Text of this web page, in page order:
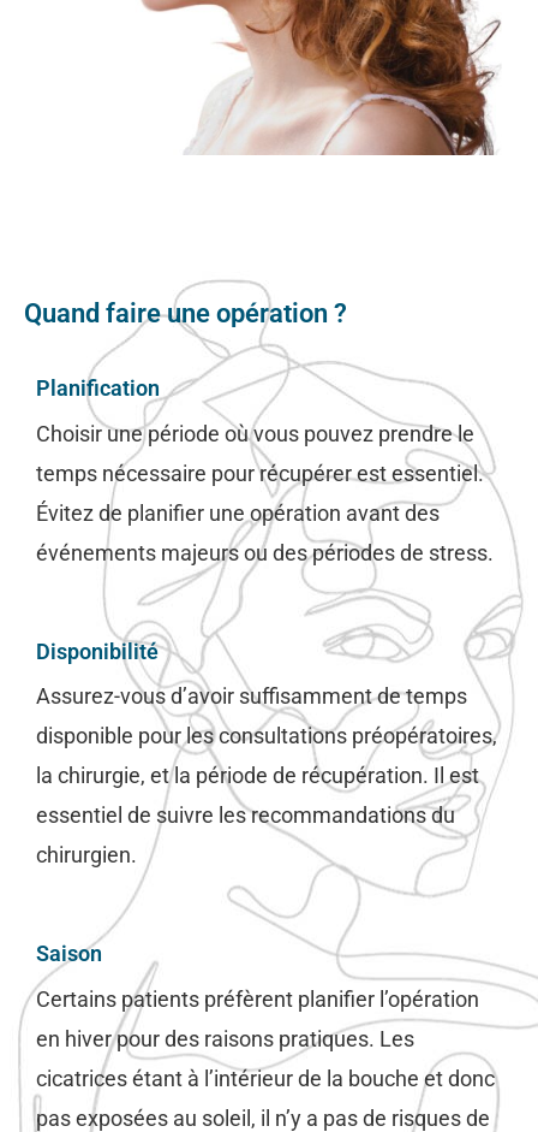
Quand faire une opération ?
Planification
Choisir une période où vous pouvez prendre le
temps nécessaire pour récupérer est essentiel.
Évitez de planifier une opération avant des
événements majeurs ou des périodes de stress.
Disponibilité
Assurez-vous d’avoir suffisamment de temps
disponible pour les consultations préopératoires,
la chirurgie, et la période de récupération. Il est
essentiel de suivre les recommandations du
chirurgien.
Saison
Certains patients préfèrent planifier l’opération
en hiver pour des raisons pratiques. Les
cicatrices étant à l’intérieur de la bouche et donc
pas exposées au soleil, il n’y a pas de risques de